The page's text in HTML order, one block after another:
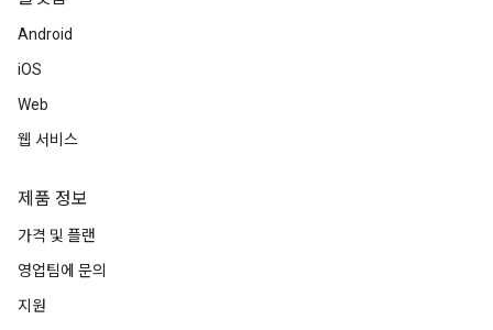
Android
iOS
Web
웹 서비스
제품 정보
가격 및 플랜
영업팀에 문의
지원